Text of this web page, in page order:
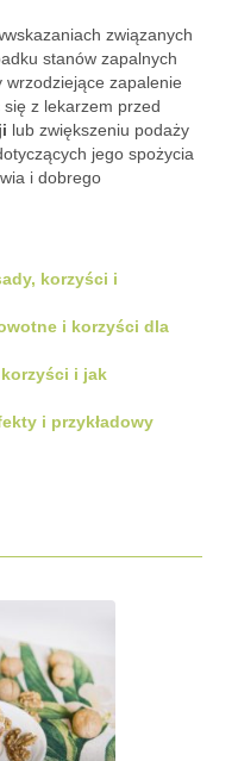
związanych
stanów zapalnych
zapalenie
z lekarzem przed
lub zwiększeniu podaży
jego spożycia
i dobrego
korzyści i
i korzyści dla
i jak
i przykładowy